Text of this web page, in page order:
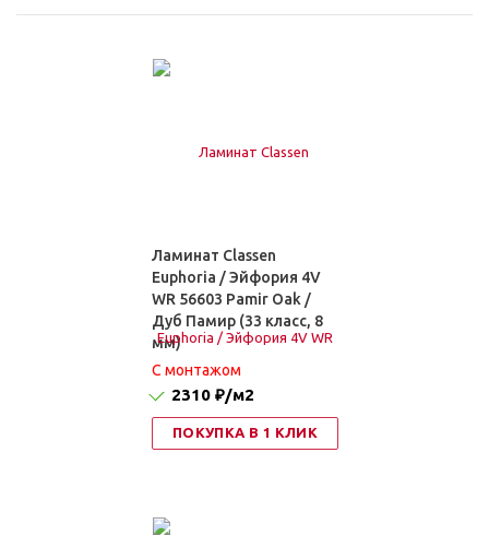
Ламинат Classen
Euphoria / Эйфория 4V
WR 56603 Pamir Oak /
Дуб Памир (33 класс, 8
мм)
C монтажом
2310 ₽/м2
ПОКУПКА В 1 КЛИК